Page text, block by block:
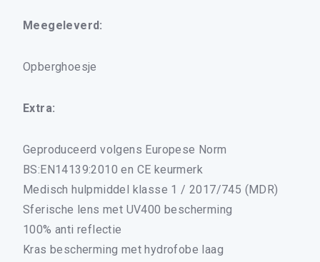
ALLE LEESBRILLEN
ALLE BEELDSCHERMBRILLEN
Meegeleverd:
Opberghoesje
Extra:
Geproduceerd volgens Europese Norm
BS:EN14139:2010 en CE keurmerk
Medisch hulpmiddel klasse 1 / 2017/745 (MDR)
Sferische lens met UV400 bescherming
100% anti reflectie
Kras bescherming met hydrofobe laag